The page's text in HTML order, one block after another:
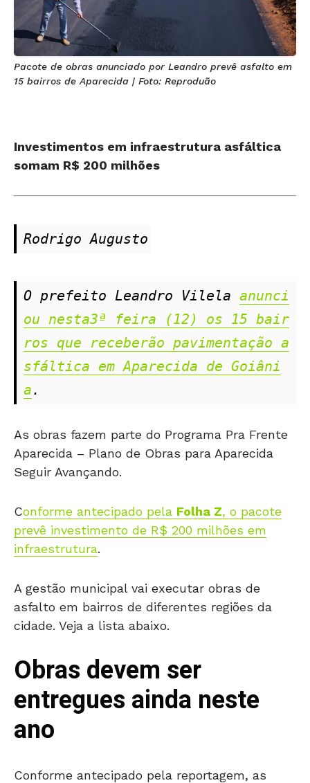
Pacote de obras anunciado por Leandro prevê asfalto em
15 bairros de Aparecida | Foto: Reproduão
Investimentos em infraestrutura asfáltica
somam R$ 200 milhões
Rodrigo Augusto
O prefeito Leandro Vilela anunci
ou nesta3ª feira (12) os 15 bair
ros que receberão pavimentação a
sfáltica em Aparecida de Goiâni
a.
As obras fazem parte do Programa Pra Frente
Aparecida – Plano de Obras para Aparecida
Seguir Avançando.
Conforme antecipado pela Folha Z, o pacote
prevê investimento de R$ 200 milhões em
infraestrutura.
A gestão municipal vai executar obras de
asfalto em bairros de diferentes regiões da
cidade. Veja a lista abaixo.
Obras devem ser
entregues ainda neste
ano
Conforme antecipado pela reportagem, as